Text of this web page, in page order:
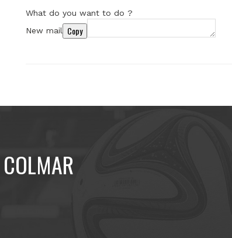
What do you want to do ?
New mail
Copy
COLMAR